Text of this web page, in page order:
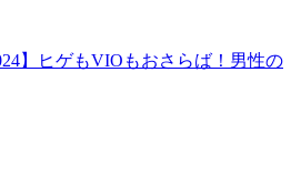
】ヒゲもVIOもおさらば！男性の